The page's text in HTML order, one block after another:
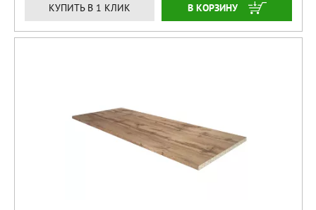
КУПИТЬ В 1 КЛИК ЗАКАЗАТЬ